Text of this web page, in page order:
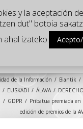
de la Información Biantik
EUSKADI ÁLAVA
GDPR
Pribatua premiada en
edición de premios de la
y la aceptación
dut" botoia
ahal izateko.